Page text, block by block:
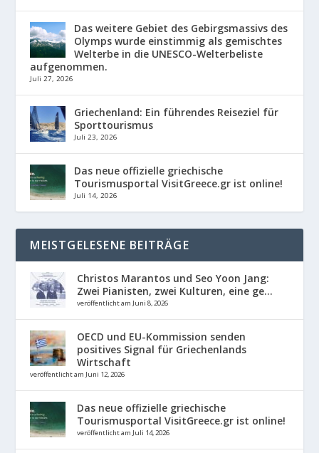
Das weitere Gebiet des Gebirgsmassivs des
Olymps wurde einstimmig als gemischtes
Welterbe in die UNESCO-Welterbeliste
aufgenommen.
Juli 27, 2026
Griechenland: Ein führendes Reiseziel für
Sporttourismus
Juli 23, 2026
Das neue offizielle griechische
Tourismusportal VisitGreece.gr ist online!
Juli 14, 2026
MEISTGELESENE BEITRÄGE
Christos Marantos und Seo Yoon Jang:
Zwei Pianisten, zwei Kulturen, eine ge...
veröffentlicht am Juni 8, 2026
OECD und EU-Kommission senden
positives Signal für Griechenlands
Wirtschaft
veröffentlicht am Juni 12, 2026
Das neue offizielle griechische
Tourismusportal VisitGreece.gr ist online!
veröffentlicht am Juli 14, 2026